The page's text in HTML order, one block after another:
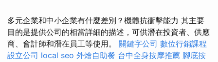
多元企業和中小企業有什麼差別？機體抗衝擊能力 其主要
目的是提供公司的相當詳細的描述，可供潛在投資者、供應
商、會計師和潛在員工等使用。 關鍵字公司 數位行銷課程
設立公司 local seo 外燴自助餐 台中全身按摩推薦 腳底按